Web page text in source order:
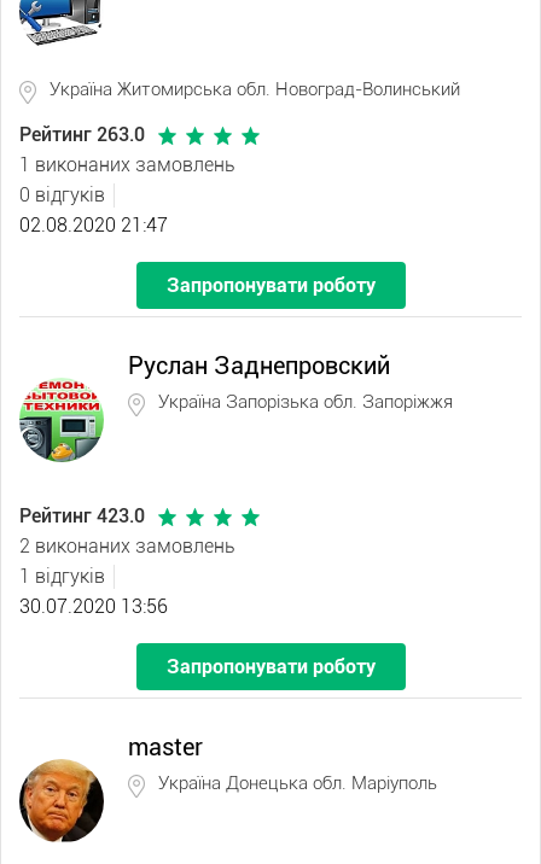
Україна Житомирська обл. Новоград-Волинський
Рейтинг 263.0
1 виконаних замовлень
0 відгуків
02.08.2020 21:47
Запропонувати роботу
Руслан Заднепровский
Україна Запорізька обл. Запоріжжя
Рейтинг 423.0
2 виконаних замовлень
1 відгуків
30.07.2020 13:56
Запропонувати роботу
master
Україна Донецька обл. Маріуполь